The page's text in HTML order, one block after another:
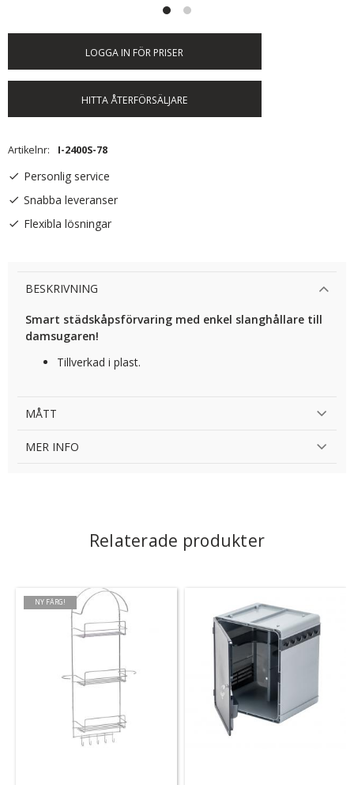
LOGGA IN FÖR PRISER
HITTA ÅTERFÖRSÄLJARE
Artikelnr I-2400S-78
Personlig service
Snabba leveranser
Flexibla lösningar
BESKRIVNING
Smart städskåpsförvaring med enkel slanghållare till
damsugaren!
Tillverkad i plast.
MÅTT
MER INFO
Relaterade produkter
NY FÄRG!